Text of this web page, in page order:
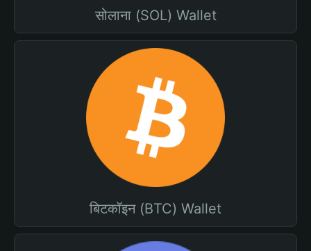
सोलाना (SOL) Wallet
बिटकॉइन (BTC) Wallet